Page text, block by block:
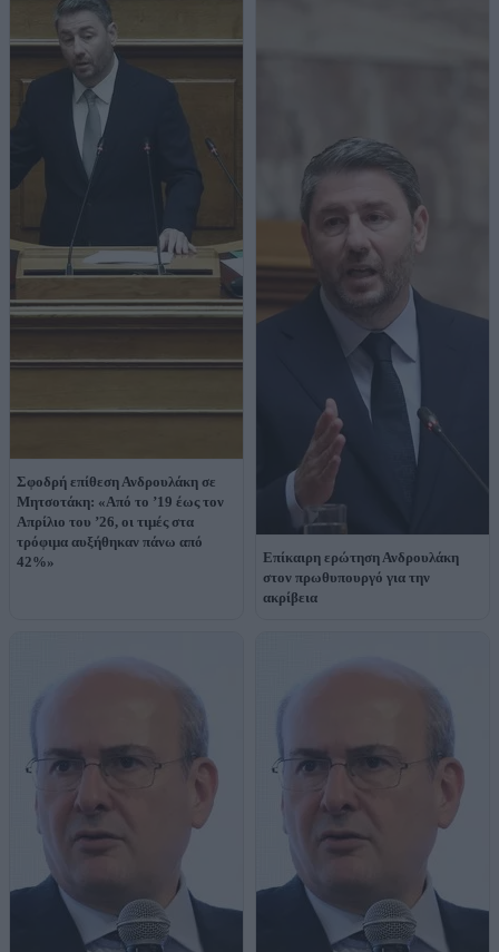
Σφοδρή επίθεση Ανδρουλάκη σε
Μητσοτάκη: «Από το ’19 έως τον
Απρίλιο του ’26, οι τιμές στα
τρόφιμα αυξήθηκαν πάνω από
42%»
Επίκαιρη ερώτηση Ανδρουλάκη
στον πρωθυπουργό για την
ακρίβεια